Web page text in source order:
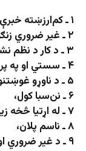
۱ ـ کم‌ارزښته خبرې،
۲ ـ غیر ضروري زنګونه،
۳ ـ د کار د نظم نشتوالی،
۴ ـ سستي او په پرېکړو کې کمزوري،
۵ ـ د ناوړو غوښتنو د ردولو ناتواني،
۶ ـ نن‌سبا کول،
۷ ـ له اړتیا څخه زیات کار نه ترسره کول،
۸ ـ ناسم پلان،
۹ ـ د غیر ضروري او بې‌اهمیته مطالبو مطالعه.[۸]